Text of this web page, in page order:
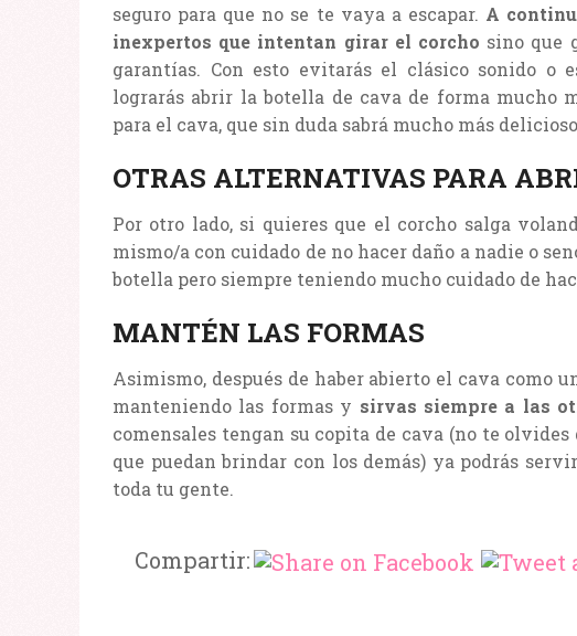
seguro para que no se te vaya a escapar. A
inexpertos que intentan girar el corcho sino que
garantías. Con esto evitarás el clásico sonido o
lograrás abrir la botella de cava de forma mucho
para el cava, que sin duda sabrá mucho más
OTRAS ALTERNATIVAS PARA
Por otro lado, si quieres que el corcho salga
mismo/a con cuidado de no hacer daño a nadie o
botella pero siempre teniendo mucho cuidado de
MANTÉN LAS FORMAS
Asimismo, después de haber abierto el cava como
manteniendo las formas y sirvas siempre a las
comensales tengan su copita de cava (no te
que puedan brindar con los demás) ya podrás
toda tu gente.
Compartir: